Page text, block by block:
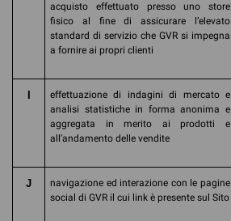
acquisto effettuato presso uno store
fisico al fine di assicurare l’elevato
standard di servizio che GVR si impegna
a fornire ai propri clienti
effettuazione di indagini di mercato e
analisi statistiche in forma anonima e
aggregata in merito ai prodotti e
all’andamento delle vendite
J
navigazione ed interazione con le pagine
social di GVR il cui link è presente sul Sito